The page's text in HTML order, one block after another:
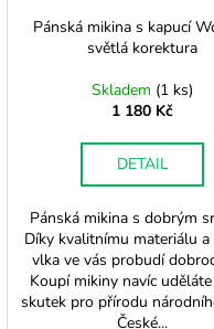
Pánská mikina s kapucí
světlá korektura
Skladem (1 ks)
1 180 Kč
DETAIL
Pánská mikina s dobrým
Díky kvalitnímu materiálu
vlka ve vás probudí
Koupí mikiny navíc
skutek pro přírodu
České...